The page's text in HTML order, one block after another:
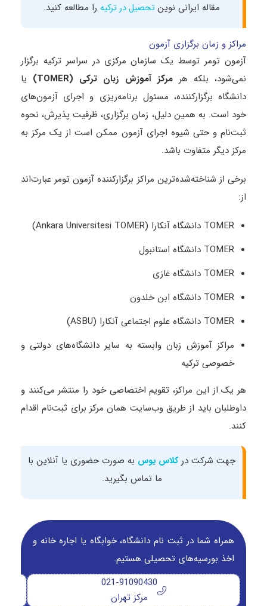
مقاله ایرانی نوینتحصیل در ترکیه را مطالعه کنید.
مراکز و زمان برگزاری آزمون
آزمون تومر توسط یک سازمان مرکزی در سراسر ترکیه برگزار
نمی‌شود، بلکه هرمرکز آموزش زبان ترکی (TOMER)
یا
دانشگاه برگزارکننده، مسئول برنامه‌ریزی و اجرای آزمون‌های
خود است. به همین دلیل، زمان برگزاری، ظرفیت پذیرش، نحوه
ثبت‌نام و حتی شیوه اجرای آزمون ممکن است از یک مرکز به
مرکز دیگر متفاوت باشد.
برخی از شناخته‌شده‌ترین مراکز برگزارکننده آزمون تومر عبارت‌اند
از:
TOMER دانشگاه آنکارا (Ankara Universitesi TOMER)
TOMER دانشگاه استانبول
TOMER دانشگاه غازی
TOMER دانشگاه ابن خلدون
TOMER دانشگاه علوم اجتماعی آنکارا (ASBU)
مراکز آموزش زبان وابسته به سایر دانشگاه‌های دولتی و
خصوصی ترکیه
هر یک از این مراکز، تقویم اختصاصی خود را منتشر می‌کنند و
داوطلبان باید از طریق وب‌سایت همان مرکز برای ثبت‌نام اقدام
کنند.
جهت شرکت درکلاس یوس به صورت حضوری یا آنلاین با
ما تماس بگیرید.
همراه شما در ثبت نام دانشگاه‌، خوابگاه یا اجاره خانه و
اخذ بورسیه‌های تحصیلی هستیم.
021-91090430
مرکز تهران